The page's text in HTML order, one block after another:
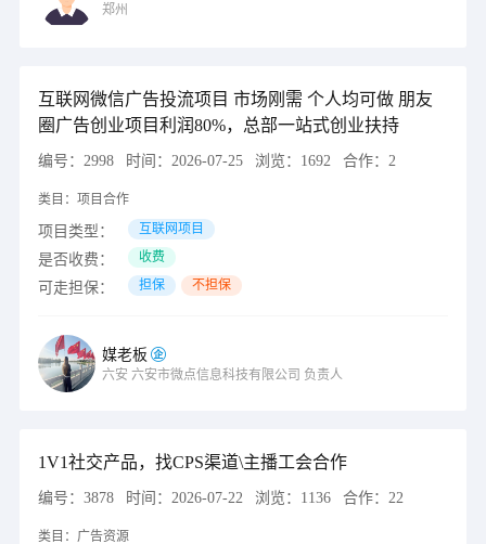
郑州
互联网微信广告投流项目 市场刚需 个人均可做 朋友
圈广告创业项目利润80%，总部一站式创业扶持
编号： 2998 时间： 2026-07-25 浏览： 1692 合作： 2
类目： 项目合作
项目类型： 互联网项目
是否收费： 收费
可走担保： 担保 不担保
媒老板
六安 六安市微点信息科技有限公司 负责人
1V1社交产品，找CPS渠道\主播工会合作
编号： 3878 时间： 2026-07-22 浏览： 1136 合作： 22
类目： 广告资源